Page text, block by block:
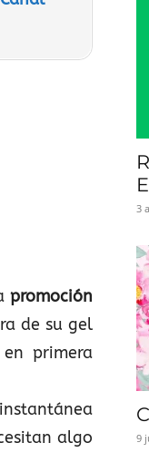
promoción
de su gel
primera
algo
3
9